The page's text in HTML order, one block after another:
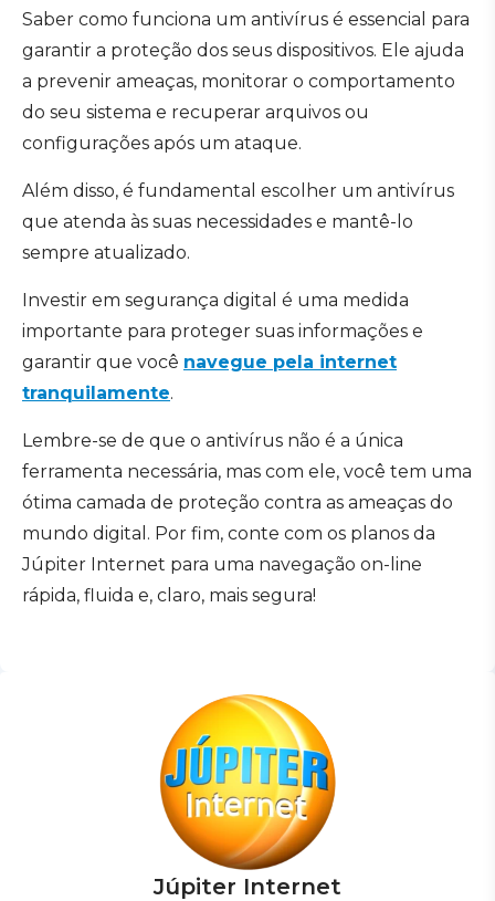
Saber como funciona um antivírus é essencial para
garantir a proteção dos seus dispositivos. Ele ajuda
a prevenir ameaças, monitorar o comportamento
do seu sistema e recuperar arquivos ou
configurações após um ataque.
Além disso, é fundamental escolher um antivírus
que atenda às suas necessidades e mantê-lo
sempre atualizado.
Investir em segurança digital é uma medida
importante para proteger suas informações e
garantir que você navegue pela internet
tranquilamente.
Lembre-se de que o antivírus não é a única
ferramenta necessária, mas com ele, você tem uma
ótima camada de proteção contra as ameaças do
mundo digital. Por fim, conte com os planos da
Júpiter Internet para uma navegação on-line
rápida, fluida e, claro, mais segura!
Júpiter Internet